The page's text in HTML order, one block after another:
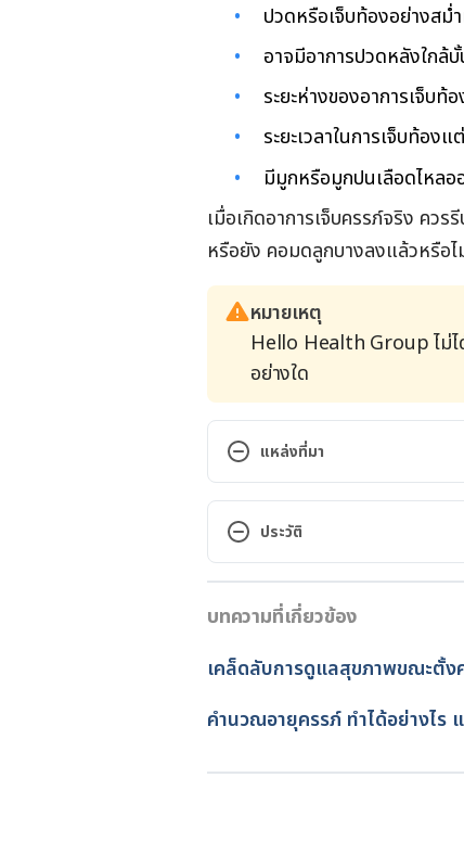
ปวดหรือเจ็บท้องอย่างสม่
อาจมีอาการปวดหลังใกล้
ระยะห่างของอาการเจ็บ
ระยะเวลาในการเจ็บท้อง
มีมูกหรือมูกปนเลือดไหล
เมื่อเกิดอาการเจ็บครรภ์จริง คว
หรือยัง คอมดลูกบางลงแล้วหรือ
หมายเหตุ
Hello Health Group ไม่ไ
อย่างใด
แหล่งที่มา
ภาวะแท้งคุกคาม (Threatened
https://
accessed June 27, 2023
การปฏิบัติตนระหว่างตั้งครรภ์
https://
ประวัติ
เวอร์ชันปัจจุบัน
24/04/2024
ตรวจสอบความถูกต้องของข้
อัปเดตโดย: พลอย วงษ์วิไล
บทความที่เกี่ยวข้อง
เคล็ดลับการดูแลสุขภาพขณะตั้ง
คํานวณอายุครรภ์ ทำได้อย่างไร